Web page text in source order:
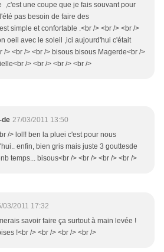
,c'est une coupe que je fais souvant pour
pas besoin de faire des
simple et confortable .<br /> <br /> <br />
oeil avec le soleil ,ici aujourd'hui c'était
/> <br /> <br /> bisous bisous Magerde<br />
/> <br /> <br /> <br />
de 27/03/2011 13:50
/> lol!! ben la pluei c'est pour nous
enfin, bien gris mais juste 3 gouttesde
temps... bisous<br /> <br /> <br /> <br />
03/2011 17:32
savoir faire ça surtout à main levée !
!<br /> <br /> <br /> <br />